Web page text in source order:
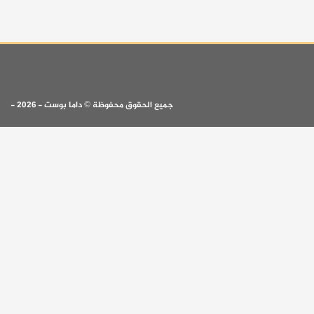
جميع الحقوق محفوظة © داما بوست - 2026 -